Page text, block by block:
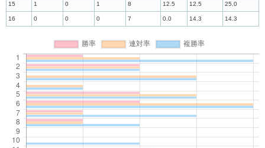
15 1 0 1 8 12.5 12.5 25.0
16 0 0 0 7 0.0 14.3 14.3